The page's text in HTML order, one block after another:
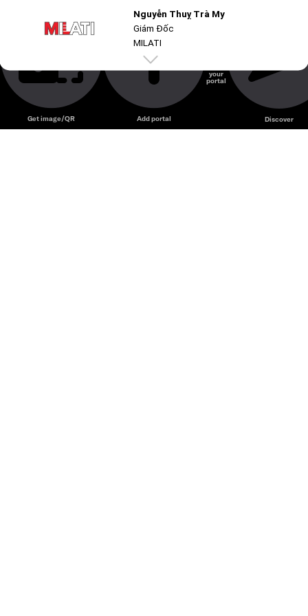
Nguyễn Thuỵ Trà My
Giám Đốc
MILATI
milati.jsc@gmail.com
21 Phan Kế Bính
Phường Tân Định
TP Hồ Chí Minh
Công Ty Cổ Phần MILATI
Get image/QR Add portal
your
portal
Discover